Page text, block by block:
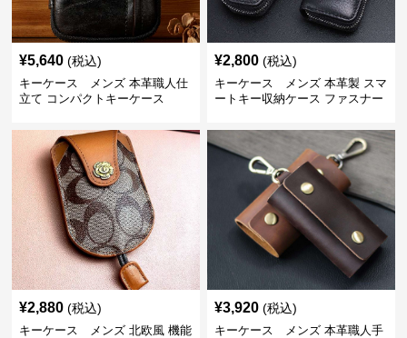
¥5,640 (税込)
キーケース メンズ 本革職人仕
立て コンパクトキーケース
¥2,800 (税込)
キーケース メンズ 本革製 スマ
ートキー収納ケース ファスナー
¥2,880 (税込)
キーケース メンズ 北欧風 機能
¥3,920 (税込)
キーケース メンズ 本革職人手